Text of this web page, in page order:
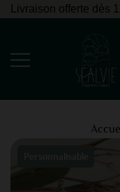
Livraison offerte dès
Personnalisable